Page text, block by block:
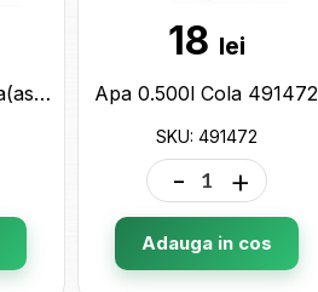
Apa 0.500l Fuze Tea(asorti) 494741
18 lei
Apa 0.500l Cola 491472
SKU: 491472
- +
Adauga in cos